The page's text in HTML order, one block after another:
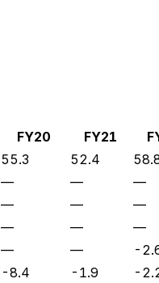
FY20 FY21
55.3 52.4
— — —
— — —
— — —
— — -
-8.4 -1.9 -